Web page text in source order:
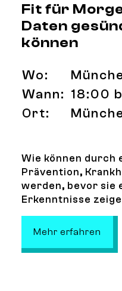
Fit für
Daten
können
Wo:
Wann: 18:00
Ort:
Wie können durch
Prävention,
werden, bevor sie
Erkenntnisse
Mehr erfahren